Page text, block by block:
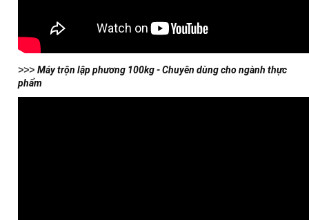
>>> Máy trộn lập phương 100kg - Chuyên dùng cho ngành thực
phẩm